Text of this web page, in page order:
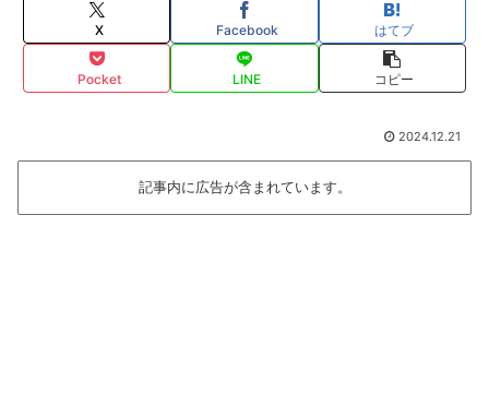
X Facebook はてブ
Pocket LINE コピー
2024.12.21
記事内に広告が含まれています。